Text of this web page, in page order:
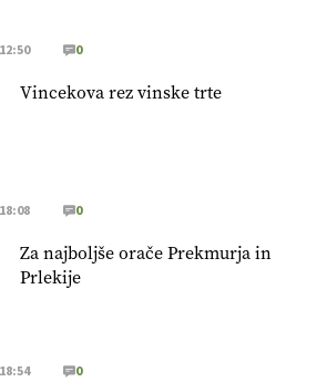
0
Vincekova rez vinske trte
0
Za najboljše orače Prekmurja in
Prlekije
0